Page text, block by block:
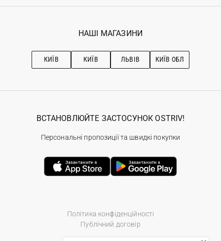
Гарантія
Ostriv Club+
Наші магазини
Рекомендації з догляду
НАШІ МАГАЗИНИ
КИЇВ КИЇВ ЛЬВІВ КИЇВ ОБЛ
Політика конфіденційності
Публічний договір
ВСТАНОВЛЮЙТЕ ЗАСТОСУНОК OSTRIV!
Персональні пропозиції та швидкі покупки